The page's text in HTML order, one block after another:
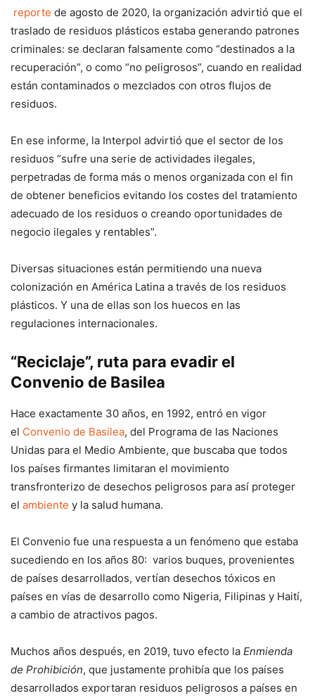
reporte de agosto de 2020, la organización advirtió que el
traslado de residuos plásticos estaba generando patrones
criminales: se declaran falsamente como “destinados a la
recuperación”, o como “no peligrosos”, cuando en realidad
están contaminados o mezclados con otros flujos de
residuos.
En ese informe, la Interpol advirtió que el sector de los
residuos “sufre una serie de actividades ilegales,
perpetradas de forma más o menos organizada con el fin
de obtener beneficios evitando los costes del tratamiento
adecuado de los residuos o creando oportunidades de
negocio ilegales y rentables”.
Diversas situaciones están permitiendo una nueva
colonización en América Latina a través de los residuos
plásticos. Y una de ellas son los huecos en las
regulaciones internacionales.
“Reciclaje”, ruta para evadir el
Convenio de Basilea
Hace exactamente 30 años, en 1992, entró en vigor
el Convenio de Basilea, del Programa de las Naciones
Unidas para el Medio Ambiente, que buscaba que todos
los países firmantes limitaran el movimiento
transfronterizo de desechos peligrosos para así proteger
el ambiente y la salud humana.
El Convenio fue una respuesta a un fenómeno que estaba
sucediendo en los años 80: varios buques, provenientes
de países desarrollados, vertían desechos tóxicos en
países en vías de desarrollo como Nigeria, Filipinas y Haití,
a cambio de atractivos pagos.
Muchos años después, en 2019, tuvo efecto la Enmienda
de Prohibición, que justamente prohibía que los países
desarrollados exportaran residuos peligrosos a países en